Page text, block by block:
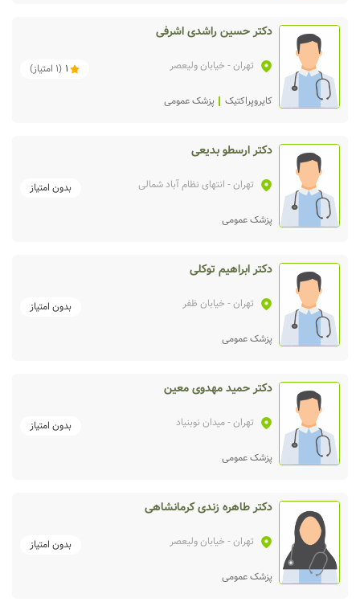
دکتر حسین راشدی اشرفی
تهران- خیابان ولیعصر 1
(
1 امتیاز)
کایروپراکتیک پزشک عمومی
دکتر ارسطو بدیعی
تهران- انتهای نظام آباد شمالی بدون امتیاز
پزشک عمومی
دکتر ابراهیم توکلی
تهران- خیابان ظفر بدون امتیاز
پزشک عمومی
دکتر حمید مهدوی معین
تهران- میدان نوبنیاد بدون امتیاز
پزشک عمومی
دکتر طاهره زندی کرمانشاهی
تهران- خیابان ولیعصر بدون امتیاز
پزشک عمومی